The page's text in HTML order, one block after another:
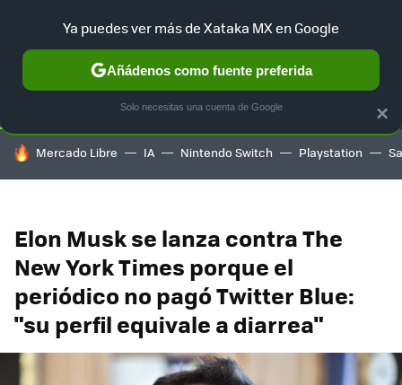
SELECCIÓN GAMING HOME AUTO TERRITORIO
HOY SE HABLA DE
Mercado Libre IA Nintendo Switch Playstation
Elon Musk se lanza contra The
New York Times porque el
periódico no pagó Twitter Blue:
"su perfil equivale a diarrea"
×
Ya puedes ver más de Xataka MX en Google
Añádenos como fuente preferida
Solo necesitas una cuenta de Google